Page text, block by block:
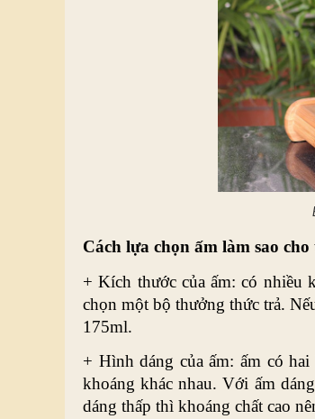
Cách lựa chọn ấm làm sao cho
+ Kích thước của ấm: có nhiều
chọn một bộ thưởng thức trả.
175ml.
+ Hình dáng của ấm: ấm có
khoáng khác nhau. Với ấm
dáng thấp thì khoáng chất cao